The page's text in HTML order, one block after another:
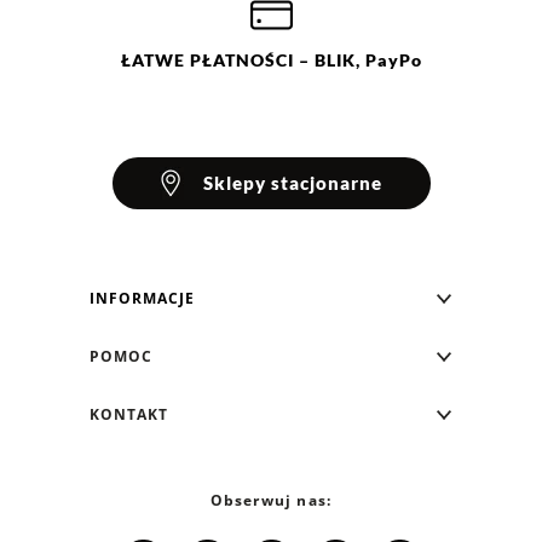
ŁATWE PŁATNOŚCI – BLIK, PayPo
Sklepy stacjonarne
INFORMACJE
Klub Greenpoint
POMOC
KONTAKT
Telefon: 12 287 07 07
Obserwuj nas: